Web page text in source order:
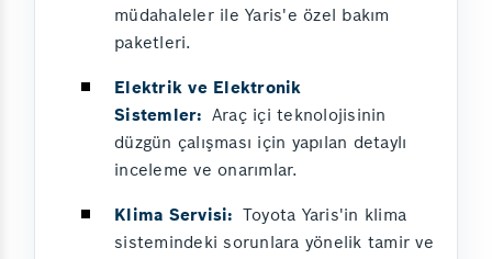
müdahaleler ile Yaris'e özel bakım
paketleri.
Elektrik ve Elektronik
Sistemler: Araç içi teknolojisinin
düzgün çalışması için yapılan detaylı
inceleme ve onarımlar.
Klima Servisi: Toyota Yaris'in klima
sistemindeki sorunlara yönelik tamir ve